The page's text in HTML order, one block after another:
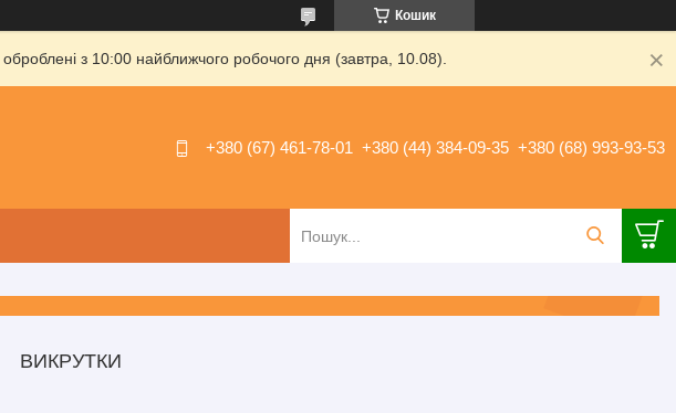
Кошик
з 10:00 найближчого робочого дня (завтра, 10.08).
+380 (67) 461-78-01 +380 (44) 384-09-35 +380 (68) 993-93-53
ВИКРУТКИ